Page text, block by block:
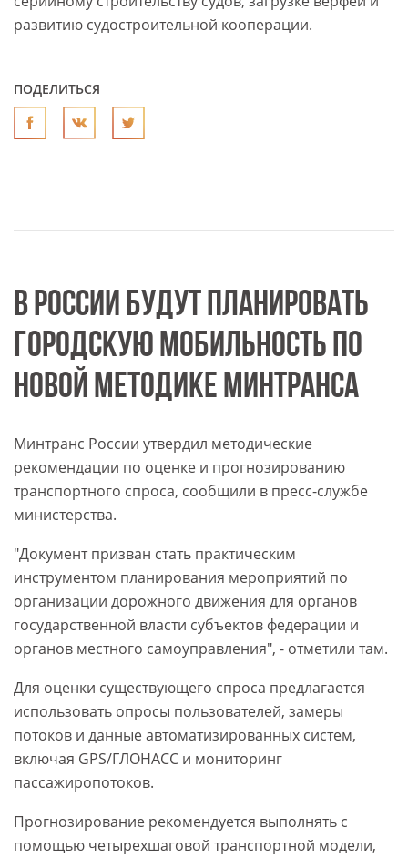
развитию судостроительной кооперации.
ПОДЕЛИТЬСЯ
В РОССИИ БУДУТ ПЛАНИРОВАТЬ
ГОРОДСКУЮ МОБИЛЬНОСТЬ ПО
НОВОЙ МЕТОДИКЕ МИНТРАНСА
Минтранс России утвердил методические
рекомендации по оценке и прогнозированию
транспортного спроса, сообщили в пресс-службе
министерства.
"Документ призван стать практическим
инструментом планирования мероприятий по
организации дорожного движения для органов
государственной власти субъектов федерации и
органов местного самоуправления", - отметили там.
Для оценки существующего спроса предлагается
использовать опросы пользователей, замеры
потоков и данные автоматизированных систем,
включая GPS/ГЛОНАСС и мониторинг
пассажиропотоков.
Прогнозирование рекомендуется выполнять с
помощью четырехшаговой транспортной модели,